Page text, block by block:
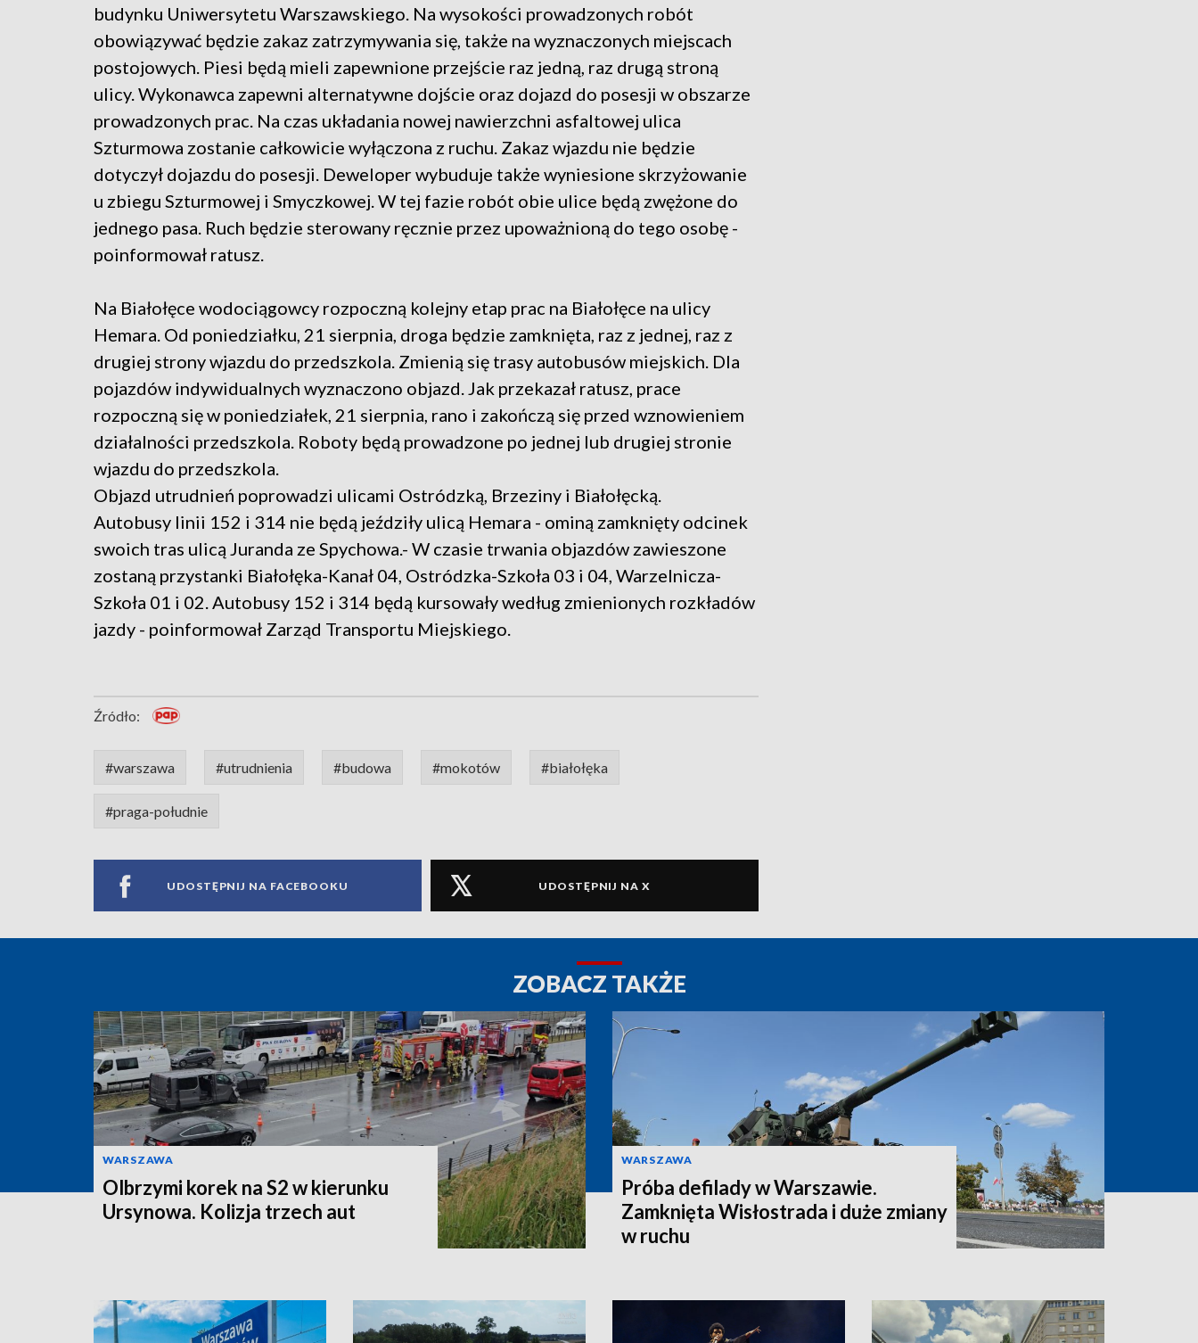
budynku Uniwersytetu Warszawskiego. Na wysokości prowadzonych robót
obowiązywać będzie zakaz zatrzymywania się, także na wyznaczonych miejscach
postojowych. Piesi będą mieli zapewnione przejście raz jedną, raz drugą stroną
ulicy. Wykonawca zapewni alternatywne dojście oraz dojazd do posesji w obszarze
prowadzonych prac. Na czas układania nowej nawierzchni asfaltowej ulica
Szturmowa zostanie całkowicie wyłączona z ruchu. Zakaz wjazdu nie będzie
dotyczył dojazdu do posesji. Deweloper wybuduje także wyniesione skrzyżowanie
u zbiegu Szturmowej i Smyczkowej. W tej fazie robót obie ulice będą zwężone do
jednego pasa. Ruch będzie sterowany ręcznie przez upoważnioną do tego osobę -
poinformował ratusz.
Na Białołęce wodociągowcy rozpoczną kolejny etap prac na Białołęce na ulicy
Hemara. Od poniedziałku, 21 sierpnia, droga będzie zamknięta, raz z jednej, raz z
drugiej strony wjazdu do przedszkola. Zmienią się trasy autobusów miejskich. Dla
pojazdów indywidualnych wyznaczono objazd. Jak przekazał ratusz, prace
rozpoczną się w poniedziałek, 21 sierpnia, rano i zakończą się przed wznowieniem
działalności przedszkola. Roboty będą prowadzone po jednej lub drugiej stronie
wjazdu do przedszkola.
Objazd utrudnień poprowadzi ulicami Ostródzką, Brzeziny i Białołęcką.
Autobusy linii 152 i 314 nie będą jeździły ulicą Hemara - ominą zamknięty odcinek
swoich tras ulicą Juranda ze Spychowa.- W czasie trwania objazdów zawieszone
zostaną przystanki Białołęka-Kanał 04, Ostródzka-Szkoła 03 i 04, Warzelnicza-
Szkoła 01 i 02. Autobusy 152 i 314 będą kursowały według zmienionych rozkładów
jazdy - poinformował Zarząd Transportu Miejskiego.
Źródło:
#warszawa #utrudnienia #budowa #mokotów #białołęka
#praga-południe
UDOSTĘPNIJ NA FACEBOOKU UDOSTĘPNIJ NA X
ZOBACZ TAKŻE
WARSZAWA
Olbrzymi korek na S2 w kierunku
Ursynowa. Kolizja trzech aut
WARSZAWA
Próba defilady w Warszawie.
Zamknięta Wisłostrada i duże zmiany
w ruchu